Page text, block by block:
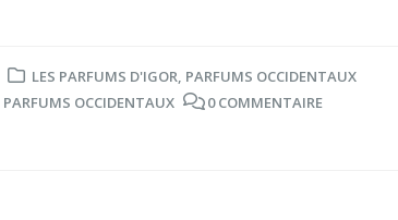
LES PARFUMS D'IGOR, PARFUMS OCCIDENTAUX
PARFUMS OCCIDENTAUX 0 COMMENTAIRE